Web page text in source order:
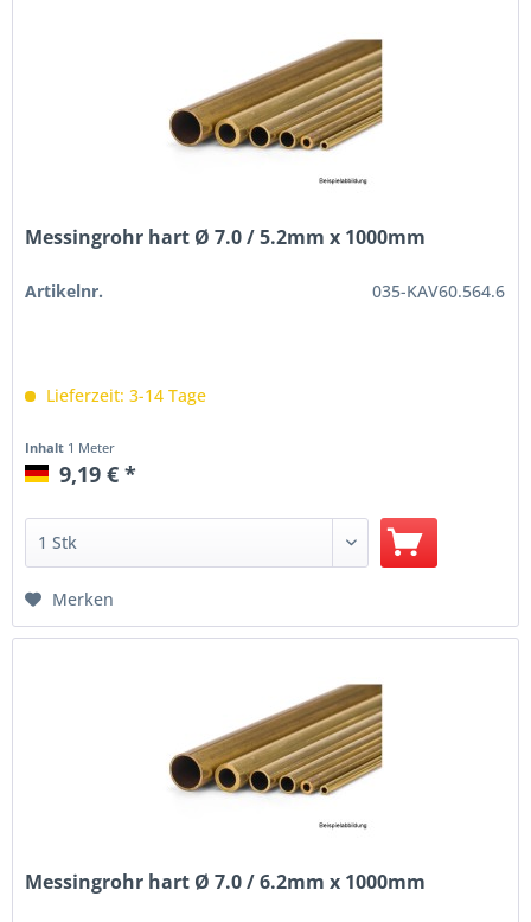
Messingrohr hart Ø 7.0 / 5.2mm x 1000mm
Artikelnr. 035-KAV60.564.6
Lieferzeit: 3-14 Tage
Inhalt 1 Meter
9,19 € *
Merken
Messingrohr hart Ø 7.0 / 6.2mm x 1000mm